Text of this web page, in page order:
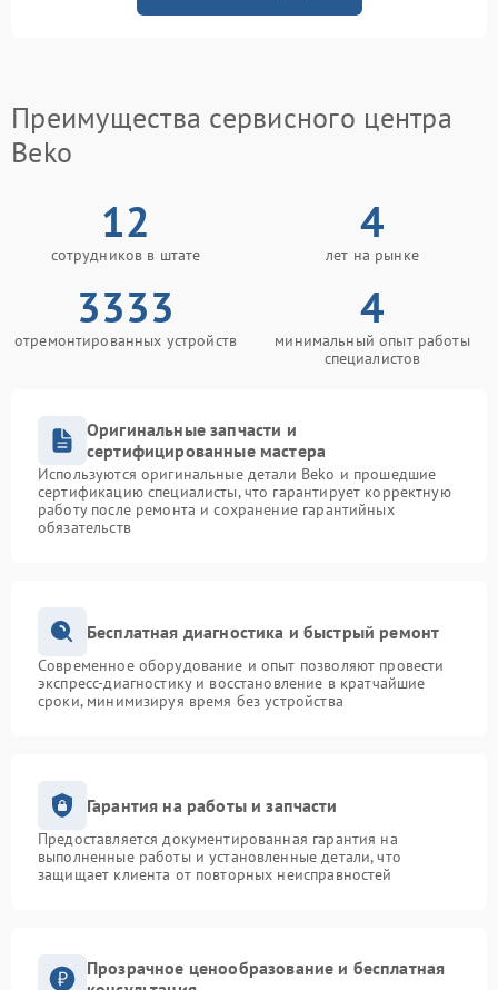
Преимущества сервисного центра
Beko
12
сотрудников в штате
4
лет на рынке
3333
отремонтированных устройств
4
минимальный опыт работы
специалистов
Оригинальные запчасти и
сертифицированные мастера
Используются оригинальные детали Beko и прошедшие
сертификацию специалисты, что гарантирует корректную
работу после ремонта и сохранение гарантийных
обязательств
Бесплатная диагностика и быстрый ремонт
Современное оборудование и опыт позволяют провести
экспресс-диагностику и восстановление в кратчайшие
сроки, минимизируя время без устройства
Гарантия на работы и запчасти
Предоставляется документированная гарантия на
выполненные работы и установленные детали, что
защищает клиента от повторных неисправностей
Прозрачное ценообразование и бесплатная